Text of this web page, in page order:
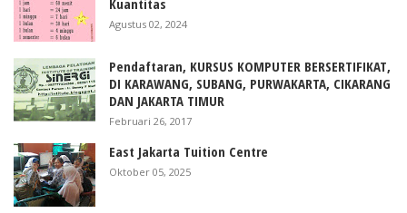
Kuantitas
Agustus 02, 2024
Pendaftaran, KURSUS KOMPUTER BERSERTIFIKAT,
DI KARAWANG, SUBANG, PURWAKARTA, CIKARANG
DAN JAKARTA TIMUR
Februari 26, 2017
East Jakarta Tuition Centre
Oktober 05, 2025